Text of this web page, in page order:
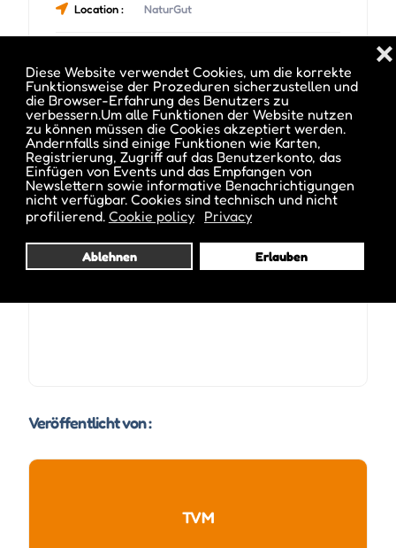
Diese Website verwendet Cookies, um die korrekte
Funktionsweise der Prozeduren sicherzustellen und
die Browser-Erfahrung des Benutzers zu
verbessern.Um alle Funktionen der Website nutzen
zu können müssen die Cookies akzeptiert werden.
Andernfalls sind einige Funktionen wie Karten,
Registrierung, Zugriff auf das Benutzerkonto, das
Einfügen von Events und das Empfangen von
Newslettern sowie informative Benachrichtigungen
nicht verfügbar. Cookies sind technisch und nicht
profilierend. Cookie policy Privacy
Ablehnen Erlauben
❌
Location : NaturGut
Telefon : +39 348 8552804
Datum und Uhrzeit des Events :
Veröffentlicht von :
TVM